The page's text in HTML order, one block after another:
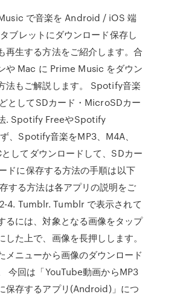
で音楽を Android / iOS 端
ブレットにダウンロード保存し
再生する方法をご紹介します。合
や Mac に Prime Music をダウン
法もご解説します。 Spotify音楽
としてSDカード・MicroSDカー
. Spotify FreeやSpotify
、Spotify音楽をMP3、M4A、
してダウンロードして、SDカー
ドに保存する方法の手順は以下
する方法は各アプリの説明をご
4. Tumblr. Tumblr で表示されて
るには、対象となる画像をタップ
した上で、画像を長押しします。
メニューから画像のダウンロード
今回は「YouTube動画からMP3
保存するアプリ(Android)」につ